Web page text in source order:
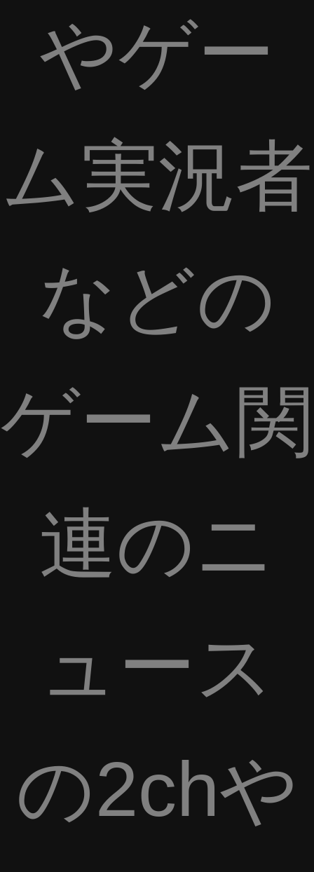
やゲー
ム実況者
などの
ゲーム関
連のニ
ュース
の2chや